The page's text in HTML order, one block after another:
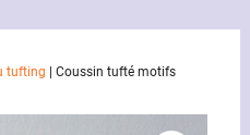
tufting
Coussin tufté motifs